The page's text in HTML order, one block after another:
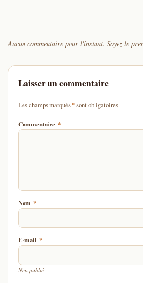
Aucun commentaire pour l'instant. Soyez le
Laisser un commentaire
Les champs marqués *d'un astérisque
sont obligatoires.
Commentaire *
Nom *
E-mail *
Non publié